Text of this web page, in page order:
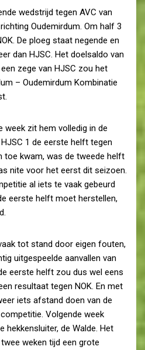
wedstrijd tegen AVC van
Oudemirdum. Om half 3
De ploeg staat negende en
dan HJSC. Het doelsaldo van
zege van HJSC zou het
– Oudemirdum Kombinatie
week zit hem volledig in de
1 de eerste helft tegen
toe kwam, was de tweede helft
nite voor het eerst dit seizoen.
al iets te vaak gebeurd
eerste helft moet herstellen,
tot stand door eigen fouten,
uitgespeelde aanvallen van
eerste helft zou dus wel eens
resultaat tegen NOK. En met
iets afstand doen van de
Volgende week
hekkensluiter, de Walde. Het
weken tijd een grote